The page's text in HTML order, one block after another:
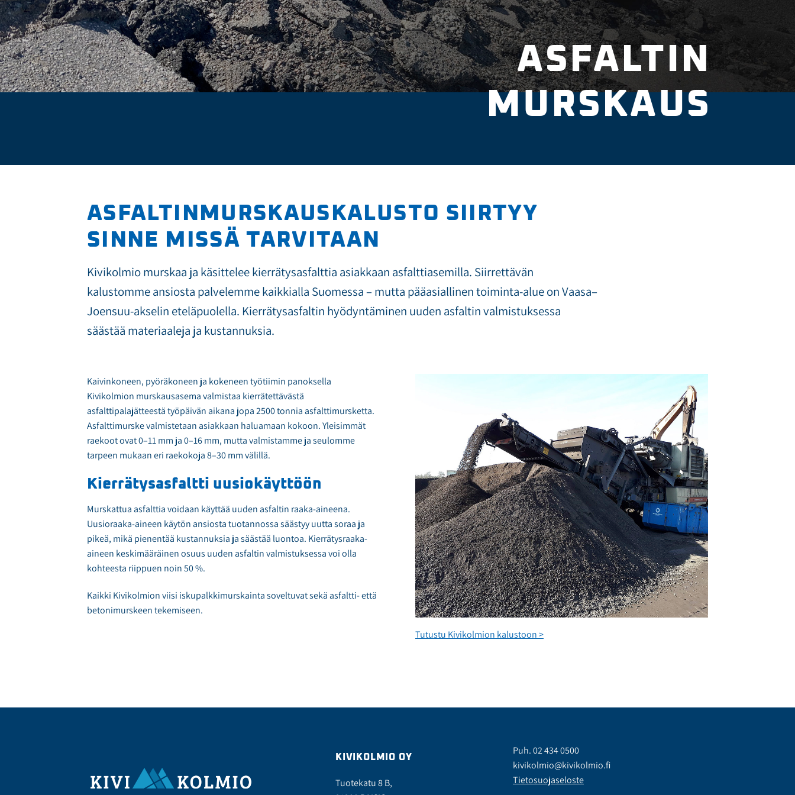
ASFALTIN
MURSKAUS
ASFALTIN­MURSKAUS­KALUSTO SIIRTYY
SINNE MISSÄ TARVITAAN
Kivikolmio murskaa ja käsittelee kierrätysasfalttia asiakkaan asfalttiasemilla. Siirrettävän
kalustomme ansiosta palvelemme kaikkialla Suomessa – mutta pääasiallinen toiminta-alue on Vaasa–
Joensuu-akselin eteläpuolella. Kierrätysasfaltin hyödyntäminen uuden asfaltin valmistuksessa
säästää materiaaleja ja kustannuksia.
Kaivinkoneen, pyöräkoneen ja kokeneen työtiimin panoksella
Kivikolmion murskausasema valmistaa kierrätettävästä
asfalttipalajätteestä työpäivän aikana jopa 2500 tonnia asfalttimursketta.
Asfalttimurske valmistetaan asiakkaan haluamaan kokoon. Yleisimmät
raekoot ovat 0–11 mm ja 0–16 mm, mutta valmistamme ja seulomme
tarpeen mukaan eri raekokoja 8–30 mm välillä.
Kierrätysasfaltti uusiokäyttöön
Murskattua asfalttia voidaan käyttää uuden asfaltin raaka-aineena.
Uusioraaka-aineen käytön ansiosta tuotannossa säästyy uutta soraa ja
pikeä, mikä pienentää kustannuksia ja säästää luontoa. Kierrätysraaka-
aineen keskimääräinen osuus uuden asfaltin valmistuksessa voi olla
kohteesta riippuen noin 50 %.
Kaikki Kivikolmion viisi iskupalkkimurskainta soveltuvat sekä asfaltti- että
betonimurskeen tekemiseen.
Tutustu Kivikolmion kalustoon >
KIVIKOLMIO OY
Tuotekatu 8 B,
Puh.02 434 0500
kivikolmio@kivikolmio.fi
Tietosuojaseloste